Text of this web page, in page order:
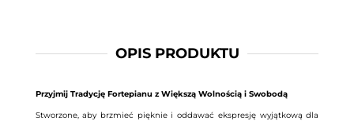
OPIS PRODUKTU
Przyjmij Tradycję Fortepianu z Większą Wolnością i Swobodą
Stworzone, aby brzmieć pięknie i oddawać ekspresję wyjątkową dla